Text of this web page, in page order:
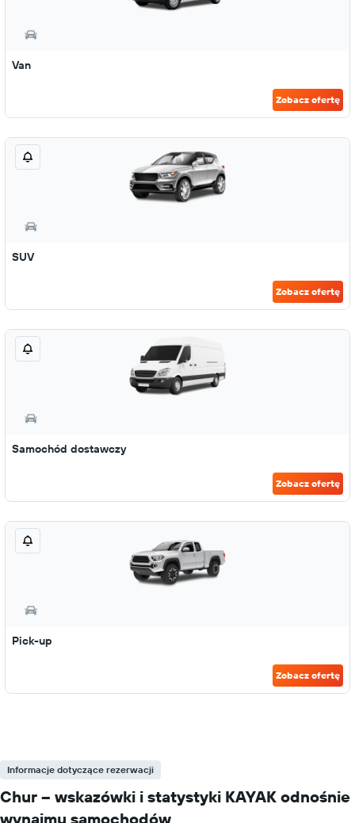
Van
Zobacz ofertę
SUV
Zobacz ofertę
Samochód dostawczy
Zobacz ofertę
Pick-up
Zobacz ofertę
Informacje dotyczące rezerwacji
Chur – wskazówki i statystyki KAYAK odnośnie
wynajmu samochodów